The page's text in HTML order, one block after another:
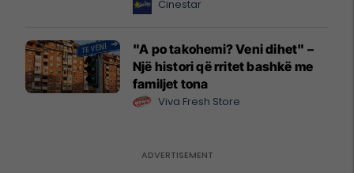
Cinestar
"A po takohemi? Veni dihet" –
Një histori që rritet bashkë me
familjet tona
Viva Fresh Store